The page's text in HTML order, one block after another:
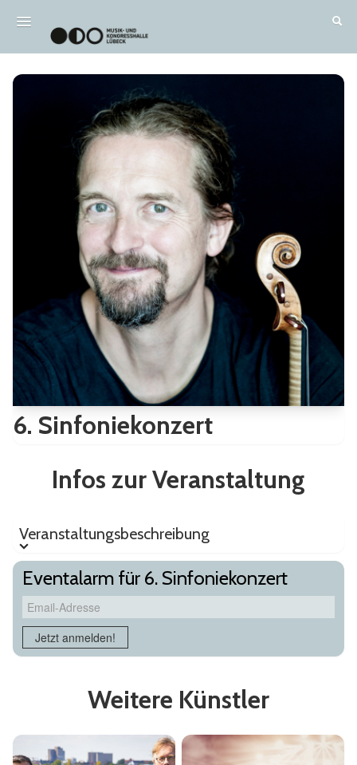
6. Sinfoniekonzert
Infos zur Veranstaltung
Veranstaltungsbeschreibung
Eventalarm für 6. Sinfoniekonzert
Email-Adresse
Jetzt anmelden!
Weitere Künstler